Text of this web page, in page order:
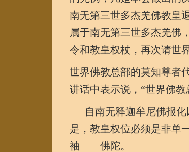
南无第三世多杰羌佛教皇
属于南无第三世多杰羌佛
令和教皇权杖，再次请世
世界佛教总部的莫知尊者
讲话中表示说，“世界佛
自南无释迦牟尼佛报化
是，教皇权位必须是非单
袖——佛陀。